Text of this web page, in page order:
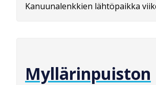
Kanuunalenkkien lähtöpaikka
Myllärinpuiston